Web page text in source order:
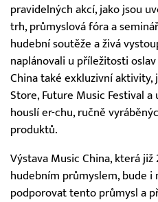
pravidelných akcí, jako jsou
trh, průmyslová fóra a
hudební soutěže a živá
naplánovali u příležitosti
China také exkluzivní aktivity,
Store, Future Music Festival
houslí er-chu, ručně
produktů.
Výstava Music China, která
hudebním průmyslem, bude i
podporovat tento průmysl a